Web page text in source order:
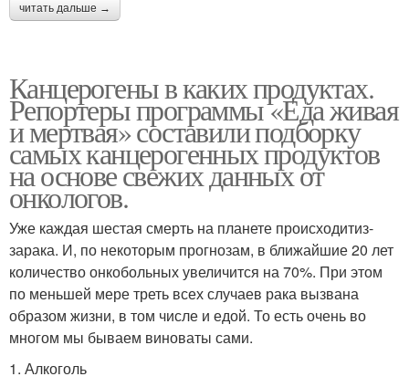
читать дальше →
Канцерогены в каких продуктах.
Репортеры программы «Еда живая
и мертвая» составили подборку
самых канцерогенных продуктов
на основе свежих данных от
онкологов.
Уже каждая шестая смерть на планете происходитиз-
зарака. И, по некоторым прогнозам, в ближайшие 20 лет
количество онкобольных увеличится на 70%. При этом
по меньшей мере треть всех случаев рака вызвана
образом жизни, в том числе и едой. То есть очень во
многом мы бываем виноваты сами.
1. Алкоголь